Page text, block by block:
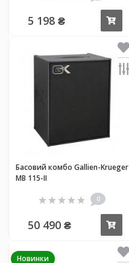
5 198 ₴
Басовий комбо Gallien-Krueger
MB 115-II
0
50 490 ₴
Новинки